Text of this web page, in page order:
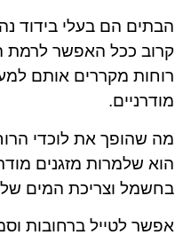
הבתים הם בעלי בידוד
קרוב ככל האפשר לרמת
רוחות מקררים אותם
מודרניים.
מה שהופך את לוכדי
הוא שלמרות מזגנים
בחשמל וצריכת המים
אפשר לטייל ברחובות